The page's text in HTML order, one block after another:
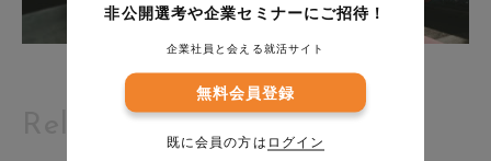
Related Articles
非公開選考や企業セミナーにご招待！
企業社員と会える就活サイト
無料会員登録
既に会員の方は ログイン